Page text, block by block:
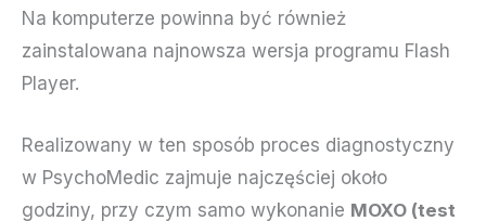
Na komputerze powinna być również
zainstalowana najnowsza wersja programu Flash
Player.
Realizowany w ten sposób proces diagnostyczny
w PsychoMedic zajmuje najczęściej około
godziny, przy czym samo wykonanie MOXO (test